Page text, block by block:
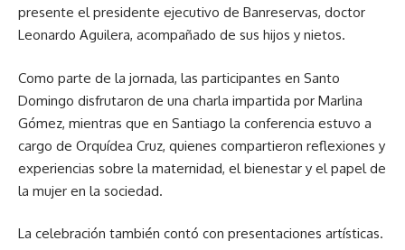
presente el presidente ejecutivo de Banreservas, doctor
Leonardo Aguilera, acompañado de sus hijos y nietos.
Como parte de la jornada, las participantes en Santo
Domingo disfrutaron de una charla impartida por Marlina
Gómez, mientras que en Santiago la conferencia estuvo a
cargo de Orquídea Cruz, quienes compartieron reflexiones y
experiencias sobre la maternidad, el bienestar y el papel de
la mujer en la sociedad.
La celebración también contó con presentaciones artísticas.